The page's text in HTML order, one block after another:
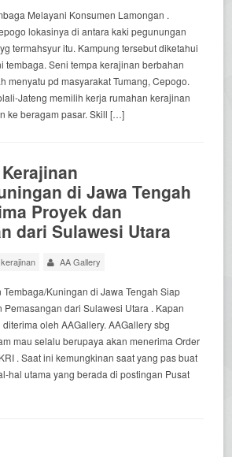
Melayani Konsumen Lamongan .
lokasinya di antara kaki pegunungan
termahsyur itu. Kampung tersebut diketahui
tembaga. Seni tempa kerajinan berbahan
menyatu pd masyarakat Tumang, Cepogo.
Jateng memilih kerja rumahan kerajinan
ke beragam pasar. Skill […]
di Jawa Tengah
Proyek dan
dari Sulawesi Utara
kerajinan AA Gallery
Kuningan di Jawa Tengah Siap
Pemasangan dari Sulawesi Utara . Kapan
oleh AAGallery. AAGallery sbg
mau selalu berupaya akan menerima Order
. Saat ini kemungkinan saat yang pas buat
hal utama yang berada di postingan Pusat